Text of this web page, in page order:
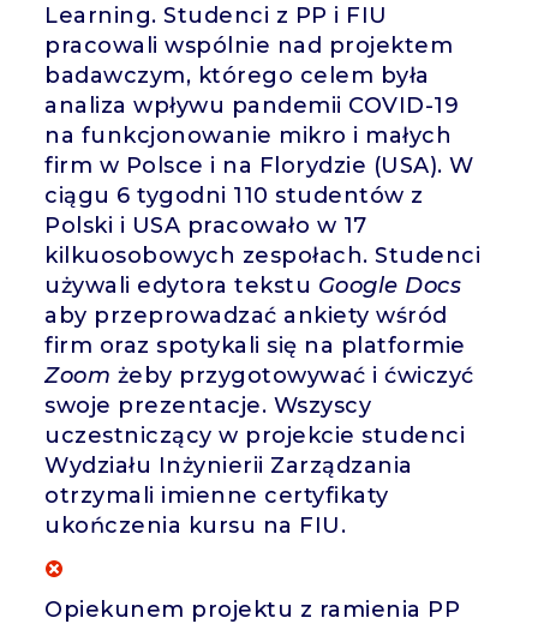
Learning. Studenci z PP i FIU
pracowali wspólnie nad projektem
badawczym, którego celem była
analiza wpływu pandemii COVID-19
na funkcjonowanie mikro i małych
firm w Polsce i na Florydzie (USA). W
ciągu 6 tygodni 110 studentów z
Polski i USA pracowało w 17
kilkuosobowych zespołach. Studenci
używali edytora tekstu Google Docs
aby przeprowadzać ankiety wśród
firm oraz spotykali się na platformie
Zoom żeby przygotowywać i ćwiczyć
swoje prezentacje. Wszyscy
uczestniczący w projekcie studenci
Wydziału Inżynierii Zarządzania
otrzymali imienne certyfikaty
ukończenia kursu na FIU.
Opiekunem projektu z ramienia PP